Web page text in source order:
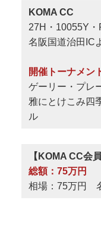
KOMA CC
27H・10055Y・
名阪国道治田IC
開催トーナメン
ゲーリー・プレ
雅にとけこみ四
ル
【KOMA CC会
総額：75万円
相場：75万円